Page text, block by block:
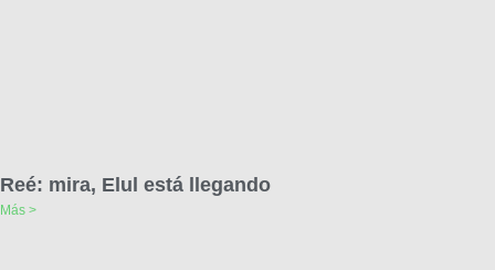
Reé: mira, Elul está llegando
Más >